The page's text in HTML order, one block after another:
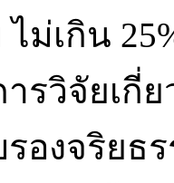
ไม่เกิน
รวิจัยเกี่
องจริยธ